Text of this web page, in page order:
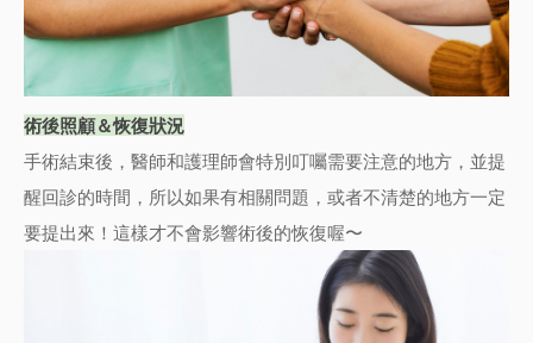
術後照顧＆恢復狀況
手術結束後，醫師和護理師會特別叮囑需要注意的地方，並提
醒回診的時間，所以如果有相關問題，或者不清楚的地方一定
要提出來！這樣才不會影響術後的恢復喔〜